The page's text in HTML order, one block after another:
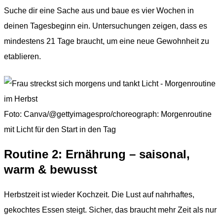
Suche dir eine Sache aus und baue es vier Wochen in
deinen Tagesbeginn ein. Untersuchungen zeigen, dass es
mindestens 21 Tage braucht, um eine neue Gewohnheit zu
etablieren.
Foto: Canva/@gettyimagespro/choreograph: Morgenroutine
mit Licht für den Start in den Tag
Routine 2: Ernährung – saisonal,
warm & bewusst
Herbstzeit ist wieder Kochzeit. Die Lust auf nahrhaftes,
gekochtes Essen steigt. Sicher, das braucht mehr Zeit als nur